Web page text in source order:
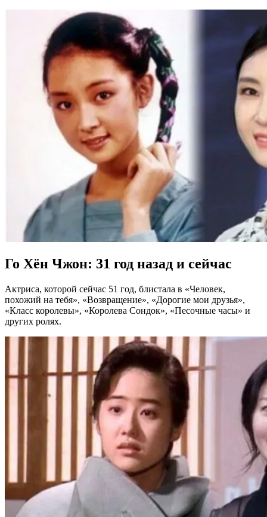
Го Хён Чжон: 31 год назад и сейчас
Актриса, которой сейчас 51 год, блистала в «Человек,
похожий на тебя», «Возвращение», «Дорогие мои друзья»,
«Класс королевы», «Королева Сондок», «Песочные часы» и
других ролях.